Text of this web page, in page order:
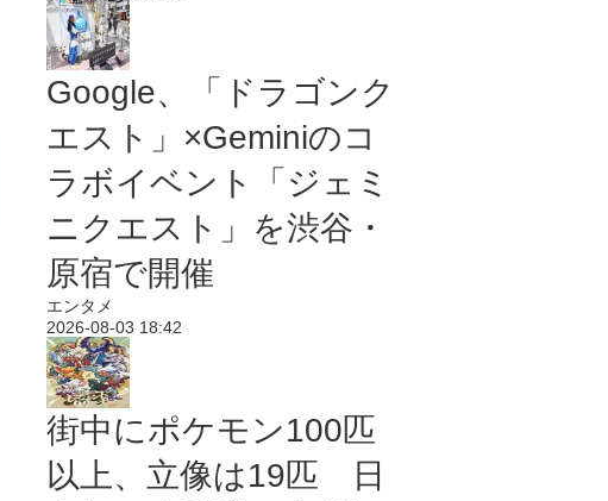
Google、「ドラゴンク
エスト」×Geminiのコ
ラボイベント「ジェミ
ニクエスト」を渋谷・
原宿で開催
エンタメ
2026-08-03 18:42
街中にポケモン100匹
以上、立像は19匹 日